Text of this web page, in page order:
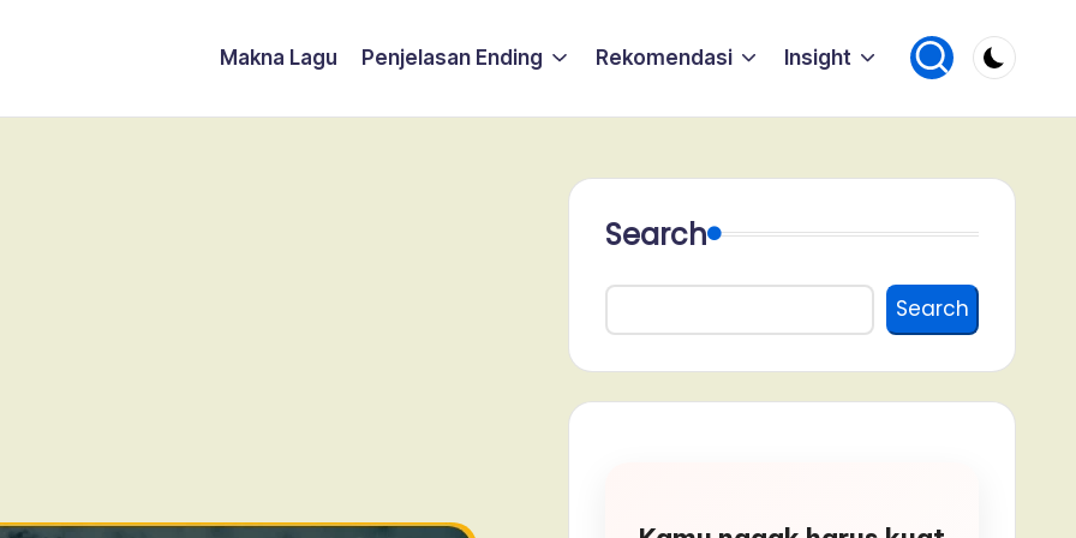
Makna Lagu Penjelasan Ending Rekomendasi Insight
Search
Search